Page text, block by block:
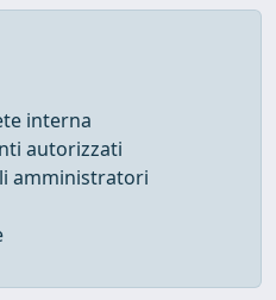
interna
autorizzati
amministratori